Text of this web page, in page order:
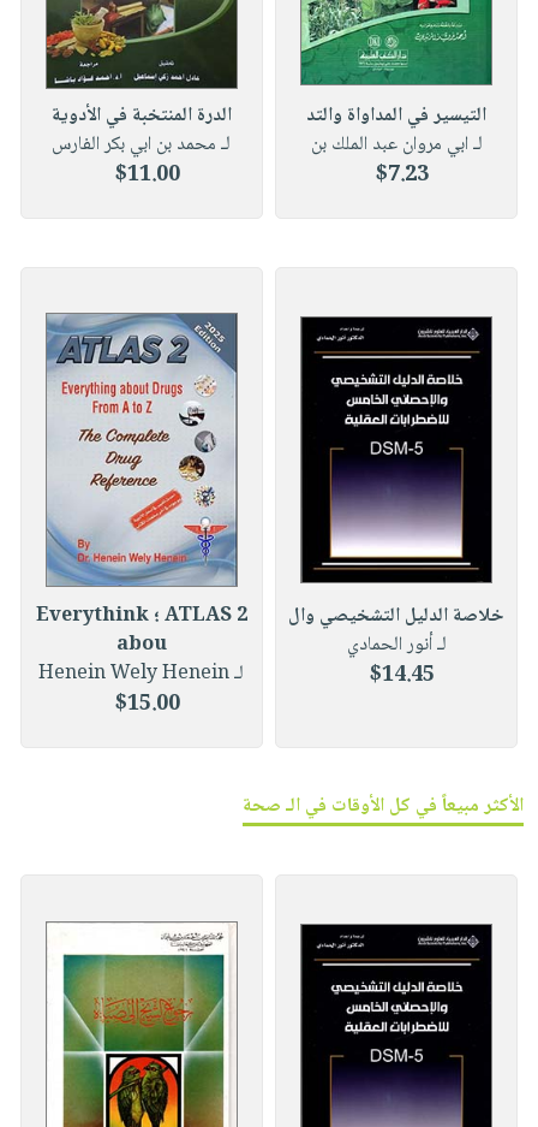
التيسير في المداواة والتد
لـ ابي مروان عبد الملك بن
$7.23
الدرة المنتخبة في الأدوية
لـ محمد بن ابي بكر الفارس
$11.00
خلاصة الدليل التشخيصي وال
لـ أنور الحمادي
$14.45
ATLAS 2 ؛ Everythink
abou
لـ Henein Wely Henein
$15.00
الأكثر مبيعاً في كل الأوقات في الـ صحة